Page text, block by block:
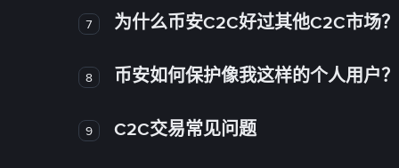
7 为什么币安C2C好过其他C2C市场？
8 币安如何保护像我这样的个人用户？
9 C2C交易常见问题